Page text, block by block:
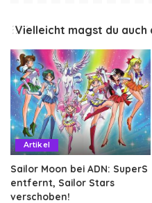
Vielleicht magst du auch
Artikel
Sailor Moon bei ADN: SuperS
entfernt, Sailor Stars
verschoben!